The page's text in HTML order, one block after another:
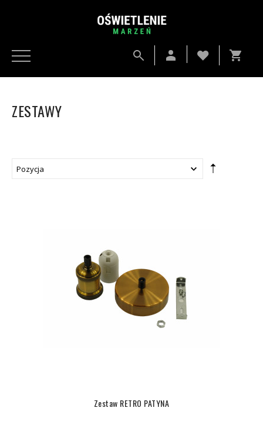
ZESTAWY
Zestaw RETRO PATYNA